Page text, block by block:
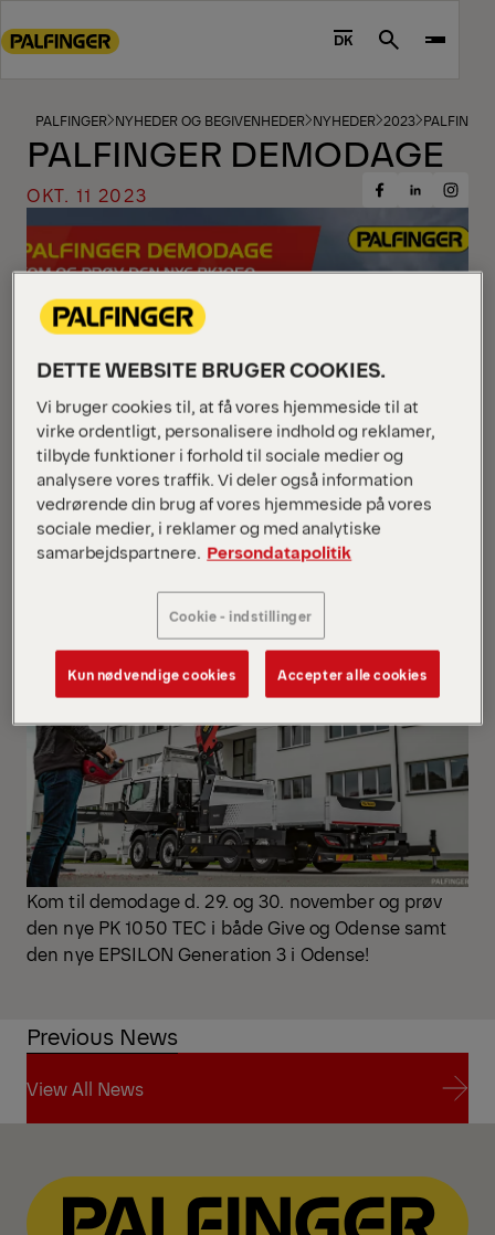
to
footer
content
DK Search
PALFINGER NYHEDER OG BEGIVENHEDER NYHEDER 2023
PALFINGER DEMODAGE
OKT. 11 2023
Share
on
Facebook
Share
on
LinkedIn
Share
on
Kom til demodage d. 29. og 30. november og prøv
den nye PK 1050 TEC i både Give og Odense samt
den nye EPSILON Generation 3 i Odense!
Previous News
View All News
DETTE WEBSITE BRUGER COOKIES.
Vi bruger cookies til, at få vores hjemmeside til at
virke ordentligt, personalisere indhold og reklamer,
tilbyde funktioner i forhold til sociale medier og
analysere vores traffik. Vi deler også information
vedrørende din brug af vores hjemmeside på vores
sociale medier, i reklamer og med analytiske
samarbejdspartnere. Persondatapolitik
Cookie - indstillinger
Kun nødvendige cookies Accepter alle cookies